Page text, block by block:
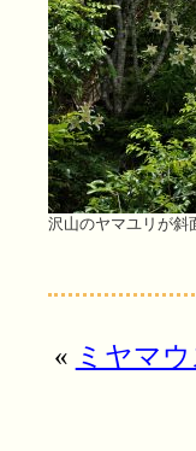
沢山のヤマユリが斜
« ミヤマ